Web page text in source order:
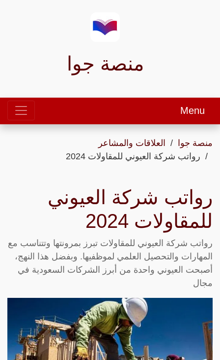
منصة جوا
Menu
منصة جوا
العلاقات والمشاعر
رواتب شركة العيوني للمقاولات 2024
رواتب شركة العيوني
للمقاولات 2024
رواتب شركة العيوني للمقاولات تبرز بمرونتها وتتناسب مع
المهارات والتحصيل العلمي لموظفيها. وبفضل هذا النهج،
أصبحت العيوني واحدة من أبرز الشركات السعودية في
مجال